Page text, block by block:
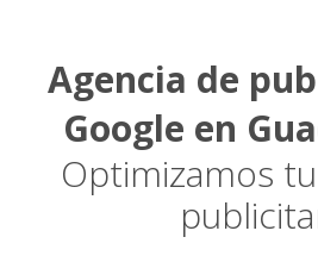
Agencia de
Google en
Optimizamos